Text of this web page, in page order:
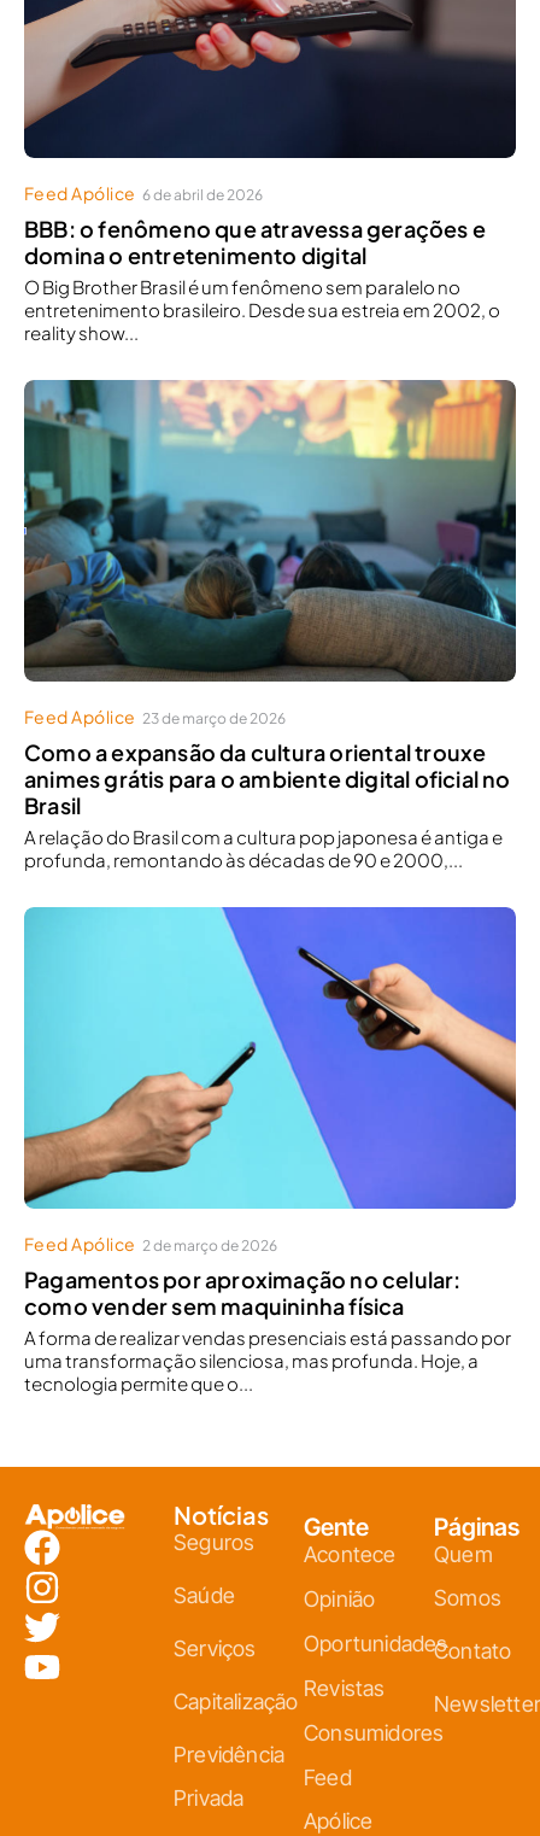
Feed Apólice 6 de abril de 2026
BBB: o fenômeno que atravessa gerações e
domina o entretenimento digital
O Big Brother Brasil é um fenômeno sem paralelo no
entretenimento brasileiro. Desde sua estreia em 2002, o
reality show...
Feed Apólice 23 de março de 2026
Como a expansão da cultura oriental trouxe
animes grátis para o ambiente digital oficial no
Brasil
A relação do Brasil com a cultura pop japonesa é antiga e
profunda, remontando às décadas de 90 e 2000,...
Feed Apólice 2 de março de 2026
Pagamentos por aproximação no celular:
como vender sem maquininha física
A forma de realizar vendas presenciais está passando por
uma transformação silenciosa, mas profunda. Hoje, a
tecnologia permite que o...
Notícias
Seguros
Saúde
Serviços
Capitalização
Previdência
Privada
Gente
Acontece
Opinião
Oportunidades
Revistas
Consumidores
Feed
Apólice
Páginas
Quem
Somos
Contato
Newsletter